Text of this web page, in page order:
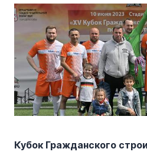
Кубок Гражданского